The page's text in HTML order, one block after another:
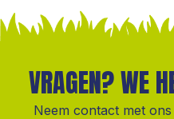
VRAGEN? WE
Neem contact met